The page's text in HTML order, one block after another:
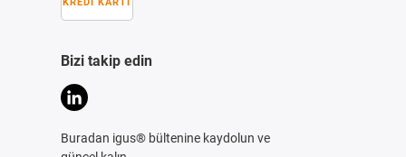
KREDI KARTI
Bizi takip edin
Buradan igus® bültenine kaydolun ve